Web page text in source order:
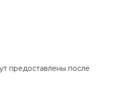
предоставлены после